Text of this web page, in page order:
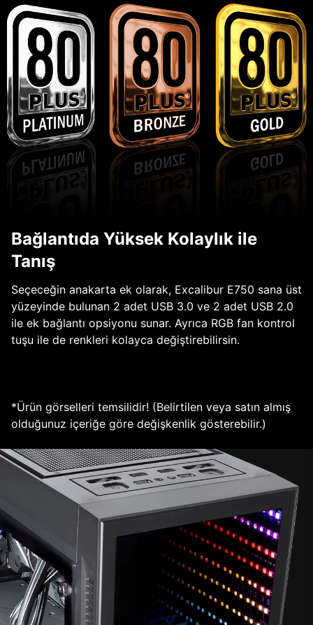
Bağlantıda Yüksek Kolaylık ile
Tanış
Seçeceğin anakarta ek olarak, Excalibur E750 sana üst
yüzeyinde bulunan 2 adet USB 3.0 ve 2 adet USB 2.0
ile ek bağlantı opsiyonu sunar. Ayrıca RGB fan kontrol
tuşu ile de renkleri kolayca değiştirebilirsin.
*Ürün görselleri temsilidir! (Belirtilen veya satın almış
olduğunuz içeriğe göre değişkenlik gösterebilir.)